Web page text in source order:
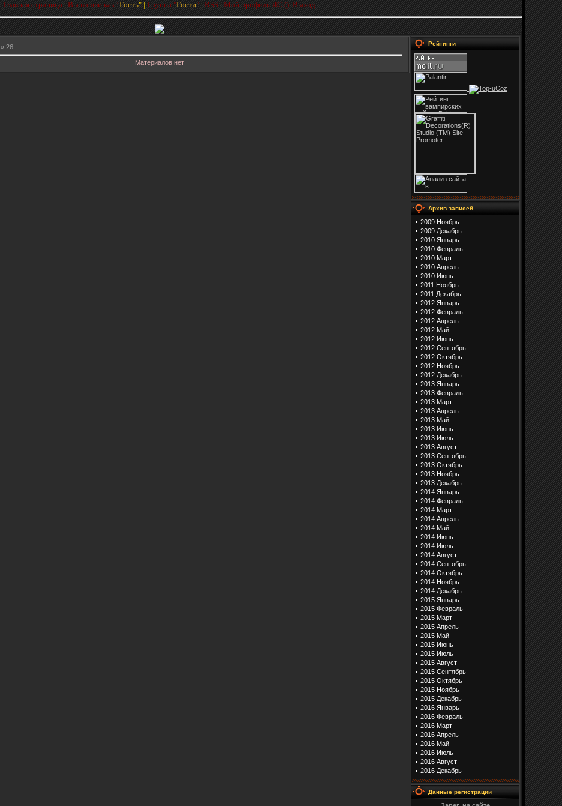
Главная страница | Вы вошли как "Гость"| Группа"Гости" | RSS | Мой профиль ЛC()| Выход
» 26
Материалов нет
Рейтинги
Архив записей
2009 Ноябрь
2009 Декабрь
2010 Январь
2010 Февраль
2010 Март
2010 Апрель
2010 Июнь
2011 Ноябрь
2011 Декабрь
2012 Январь
2012 Февраль
2012 Апрель
2012 Май
2012 Июнь
2012 Сентябрь
2012 Октябрь
2012 Ноябрь
2012 Декабрь
2013 Январь
2013 Февраль
2013 Март
2013 Апрель
2013 Май
2013 Июнь
2013 Июль
2013 Август
2013 Сентябрь
2013 Октябрь
2013 Ноябрь
2013 Декабрь
2014 Январь
2014 Февраль
2014 Март
2014 Апрель
2014 Май
2014 Июнь
2014 Июль
2014 Август
2014 Сентябрь
2014 Октябрь
2014 Ноябрь
2014 Декабрь
2015 Январь
2015 Февраль
2015 Март
2015 Апрель
2015 Май
2015 Июнь
2015 Июль
2015 Август
2015 Сентябрь
2015 Октябрь
2015 Ноябрь
2015 Декабрь
2016 Январь
2016 Февраль
2016 Март
2016 Апрель
2016 Май
2016 Июль
2016 Август
2016 Декабрь
Данные регистрации